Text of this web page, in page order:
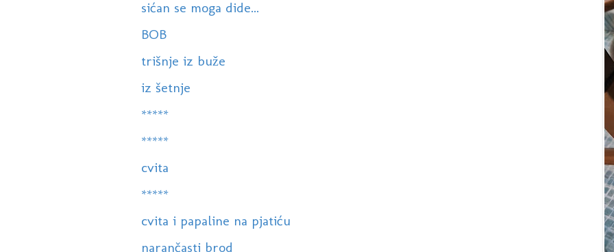
sićan se moga dide...
BOB
trišnje iz buže
iz šetnje
*****
*****
cvita
*****
cvita i papaline na pjatiću
narančasti brod